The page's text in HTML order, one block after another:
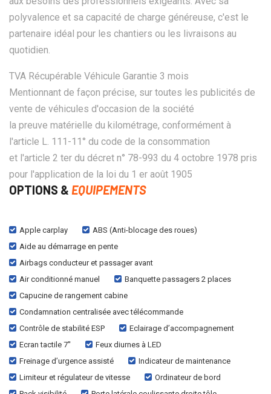
polyvalence et sa capacité de charge généreuse, c'est le
partenaire idéal pour les chantiers ou les livraisons au
quotidien.
TVA Récupérable Véhicule Garantie 3 mois
Mentionnant de façon précise, sur toutes les publicités de
vente de véhicules d'occasion de la société
la preuve matérielle du kilométrage, conformément à
l'article L. 111-11° du code de la consommation
et l'article 2 ter du décret n° 78-993 du 4 octobre 1978 pris
pour l'application de la loi du 1 er août 1905
OPTIONS & EQUIPEMENTS
Apple carplay
ABS (Anti-blocage des roues)
Aide au démarrage en pente
Airbags conducteur et passager avant
Air conditionné manuel
Banquette passagers 2 places
Capucine de rangement cabine
Condamnation centralisée avec télécommande
Contrôle de stabilité ESP
Eclairage d’accompagnement
Ecran tactile 7''
Feux diurnes à LED
Freinage d’urgence assisté
Indicateur de maintenance
Limiteur et régulateur de vitesse
Ordinateur de bord